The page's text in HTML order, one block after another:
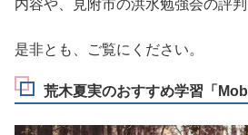
内容や、見附市の洪水勉強会の評判
是非とも、ご覧にください。
荒木夏実のおすすめ学習「